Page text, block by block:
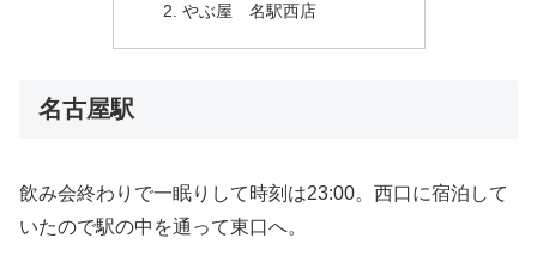
やぶ屋 名駅西店
名古屋駅
飲み会終わりで一眠りして時刻は23:00。西口に宿泊して
いたので駅の中を通って東口へ。